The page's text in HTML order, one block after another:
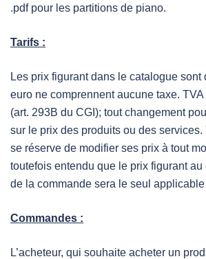
.pdf pour les partitions de piano.
Tarifs :
Les prix figurant dans le catalogue sont
euro ne comprennent aucune taxe.
(art. 293B du CGI); tout changement
sur le prix des produits ou des services.
se réserve de modifier ses prix à tout
toutefois entendu que le prix figurant
de la commande sera le seul applicable
Commandes :
L’acheteur, qui souhaite acheter un